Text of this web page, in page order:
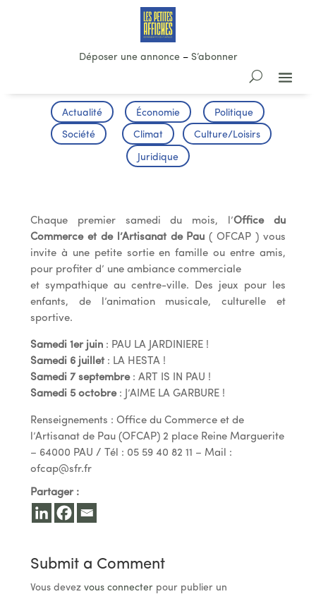
Déposer une annonce– S’abonner
Actualité Économie Politique
Société Climat Culture/Loisirs
Juridique
Chaque premier samedi du mois, l’Office du
Commerce et de l’Artisanat de Pau ( OFCAP ) vous
invite à une petite sortie en famille ou entre amis,
pour profiter d’ une ambiance commerciale
et sympathique au centre-ville. Des jeux pour les
enfants, de l’animation musicale, culturelle et
sportive.
Samedi 1er juin: PAU LA JARDINIERE !
Samedi 6 juillet: LA HESTA !
Samedi 7 septembre: ART IS IN PAU !
Samedi 5 octobre: J’AIME LA GARBURE !
Renseignements : Office du Commerce et de
l’Artisanat de Pau (OFCAP) 2 place Reine Marguerite
– 64000 PAU / Tél : 05 59 40 82 11 – Mail :
ofcap@sfr.fr
Partager :
Submit a Comment
Vous devez vous connecterpour publier un